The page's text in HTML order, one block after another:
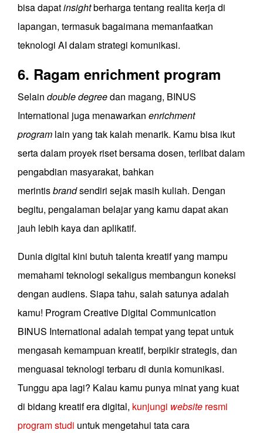
bisa dapatinsightberharga tentang realita kerja di
lapangan, termasuk bagaimana memanfaatkan
teknologi AI dalam strategi komunikasi.
6. Ragam enrichment program
Selain double degreedan magang, BINUS
International juga menawarkan enrichment
program lain yang tak kalah menarik. Kamu bisa ikut
serta dalam proyek riset bersama dosen, terlibat dalam
pengabdian masyarakat, bahkan
merintisbrandsendiri sejak masih kuliah. Dengan
begitu, pengalaman belajar yang kamu dapat akan
jauh lebih kaya dan aplikatif.
Dunia digital kini butuh talenta kreatif yang mampu
memahami teknologi sekaligus membangun koneksi
dengan audiens. Siapa tahu, salah satunya adalah
kamu! Program Creative Digital Communication
BINUS International adalah tempat yang tepat untuk
mengasah kemampuan kreatif, berpikir strategis, dan
menguasai teknologi terbaru di dunia komunikasi.
Tunggu apa lagi? Kalau kamu punya minat yang kuat
di bidang kreatif era digital, kunjungi website resmi
program studi untuk mengetahui tata cara